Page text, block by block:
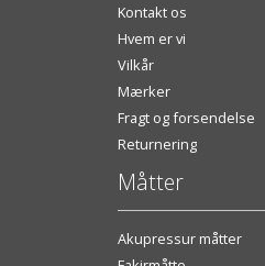
Kontakt os
Hvem er vi
Vilkår
Mærker
Fragt og forsendelse
Returnering
Måtter
Akupressur måtter